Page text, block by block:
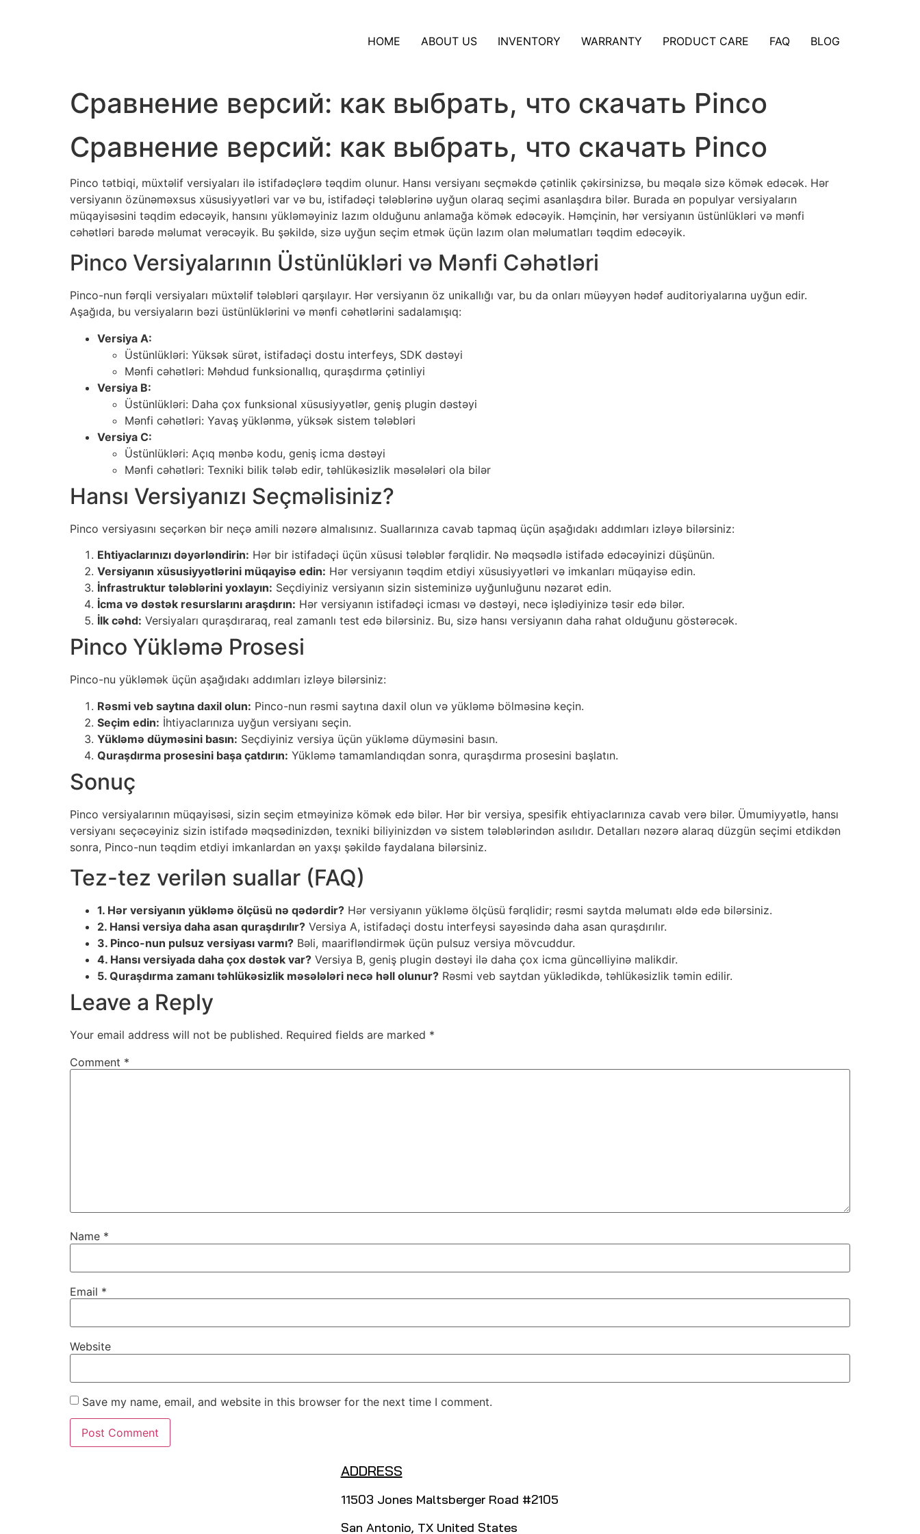
HOME ABOUT US INVENTORY WARRANTY PRODUCT CARE FAQ BLOG
Сравнение версий: как выбрать, что скачать Pinco
Сравнение версий: как выбрать, что скачать Pinco
Pinco tətbiqi, müxtəlif versiyaları ilə istifadəçlərə təqdim olunur. Hansı versiyanı seçməkdə çətinlik çəkirsinizsə, bu məqalə sizə kömək edəcək. Hər
versiyanın özünəməxsus xüsusiyyətləri var və bu, istifadəçi tələblərinə uyğun olaraq seçimi asanlaşdıra bilər. Burada ən populyar versiyaların
müqayisəsini təqdim edəcəyik, hansını yükləməyiniz lazım olduğunu anlamağa kömək edəcəyik. Həmçinin, hər versiyanın üstünlükləri və mənfi
cəhətləri barədə məlumat verəcəyik. Bu şəkildə, sizə uyğun seçim etmək üçün lazım olan məlumatları təqdim edəcəyik.
Pinco Versiyalarının Üstünlükləri və Mənfi Cəhətləri
Pinco-nun fərqli versiyaları müxtəlif tələbləri qarşılayır. Hər versiyanın öz unikallığı var, bu da onları müəyyən hədəf auditoriyalarına uyğun edir.
Aşağıda, bu versiyaların bəzi üstünlüklərini və mənfi cəhətlərini sadalamışıq:
Versiya A:
Üstünlükləri: Yüksək sürət, istifadəçi dostu interfeys, SDK dəstəyi
Mənfi cəhətləri: Məhdud funksionallıq, quraşdırma çətinliyi
Versiya B:
Üstünlükləri: Daha çox funksional xüsusiyyətlər, geniş plugin dəstəyi
Mənfi cəhətləri: Yavaş yüklənmə, yüksək sistem tələbləri
Versiya C:
Üstünlükləri: Açıq mənbə kodu, geniş icma dəstəyi
Mənfi cəhətləri: Texniki bilik tələb edir, təhlükəsizlik məsələləri ola bilər
Hansı Versiyanızı Seçməlisiniz?
Pinco versiyasını seçərkən bir neçə amili nəzərə almalısınız. Suallarınıza cavab tapmaq üçün aşağıdakı addımları izləyə bilərsiniz:
Ehtiyaclarınızı dəyərləndirin: Hər bir istifadəçi üçün xüsusi tələblər fərqlidir. Nə məqsədlə istifadə edəcəyinizi düşünün.
Versiyanın xüsusiyyətlərini müqayisə edin: Hər versiyanın təqdim etdiyi xüsusiyyətləri və imkanları müqayisə edin.
İnfrastruktur tələblərini yoxlayın: Seçdiyiniz versiyanın sizin sisteminizə uyğunluğunu nəzarət edin.
İcma və dəstək resurslarını araşdırın: Hər versiyanın istifadəçi icması və dəstəyi, necə işlədiyinizə təsir edə bilər.
İlk cəhd: Versiyaları quraşdıraraq, real zamanlı test edə bilərsiniz. Bu, sizə hansı versiyanın daha rahat olduğunu göstərəcək.
Pinco Yükləmə Prosesi
Pinco-nu yükləmək üçün aşağıdakı addımları izləyə bilərsiniz:
Rəsmi veb saytına daxil olun: Pinco-nun rəsmi saytına daxil olun və yükləmə bölməsinə keçin.
Seçim edin: İhtiyaclarınıza uyğun versiyanı seçin.
Yükləmə düyməsini basın: Seçdiyiniz versiya üçün yükləmə düyməsini basın.
Quraşdırma prosesini başa çatdırın: Yükləmə tamamlandıqdan sonra, quraşdırma prosesini başlatın.
Sonuç
Pinco versiyalarının müqayisəsi, sizin seçim etməyinizə kömək edə bilər. Hər bir versiya, spesifik ehtiyaclarınıza cavab verə bilər. Ümumiyyətlə, hansı
versiyanı seçəcəyiniz sizin istifadə məqsədinizdən, texniki biliyinizdən və sistem tələblərindən asılıdır. Detalları nəzərə alaraq düzgün seçimi etdikdən
sonra, Pinco-nun təqdim etdiyi imkanlardan ən yaxşı şəkildə faydalana bilərsiniz.
Tez-tez verilən suallar (FAQ)
1. Hər versiyanın yükləmə ölçüsü nə qədərdir? Hər versiyanın yükləmə ölçüsü fərqlidir; rəsmi saytda məlumatı əldə edə bilərsiniz.
2. Hansi versiya daha asan quraşdırılır? Versiya A, istifadəçi dostu interfeysi sayəsində daha asan quraşdırılır.
3. Pinco-nun pulsuz versiyası varmı? Bəli, maarifləndirmək üçün pulsuz versiya mövcuddur.
4. Hansı versiyada daha çox dəstək var? Versiya B, geniş plugin dəstəyi ilə daha çox icma güncəlliyinə malikdir.
5. Quraşdırma zamanı təhlükəsizlik məsələləri necə həll olunur? Rəsmi veb saytdan yüklədikdə, təhlükəsizlik təmin edilir.
Leave a Reply
Your email address will not be published. Required fields are marked *
Comment *
Name *
Email *
Website
Save my name, email, and website in this browser for the next time I comment.
ADDRESS
11503 Jones Maltsberger Road #2105
San Antonio, TX United States